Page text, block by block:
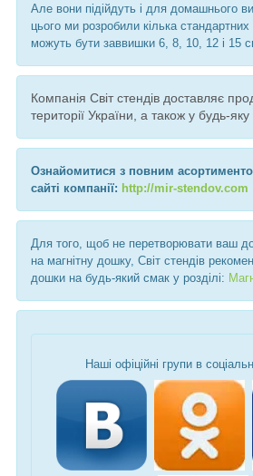
Але вони підійдуть і для домашнього
цього ми розробили кілька стандартних
можуть бути заввишки 6, 8, 10, 12 і 15
Компанія Світ стендів доставляє
території України, а також у будь-
Ознайомитися з повним
сайті компанії: http://mir-stendov.com
Для того, щоб не перетворювати ваш
на магнітну дошку, Світ стендів
дошки на будь-який смак у розділі:
Наші офіційні групи в